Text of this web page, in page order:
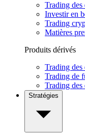
Trading des
Investir en
Trading
Matières
Produits dérivés
Trading des
Trading de
Trading
Stratégies